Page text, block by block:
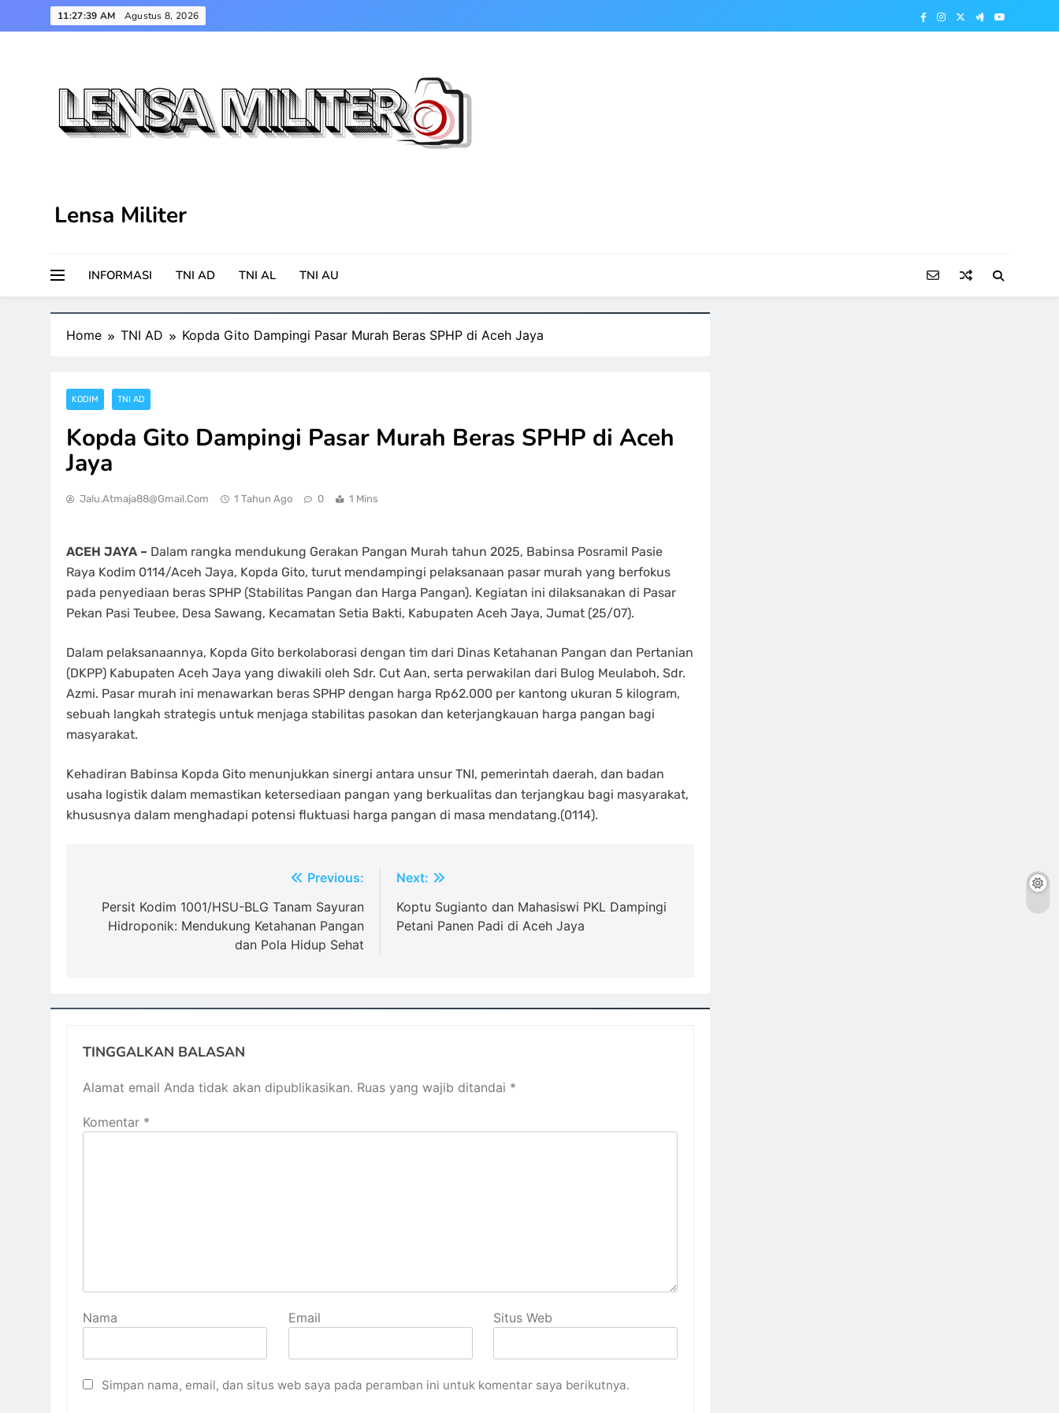
to
11:27:39 AM Agustus 8, 2026
Lensa Militer
INFORMASI TNI AD TNI AL TNI AU
Home TNI AD Kopda Gito Dampingi Pasar Murah Beras SPHP di Aceh Jaya
KODIM TNI AD
Kopda Gito Dampingi Pasar Murah Beras SPHP di Aceh
Jaya
Jalu.atmaja88@gmail.com 1 Tahun Ago 0 1 Mins
ACEH JAYA – Dalam rangka mendukung Gerakan Pangan Murah tahun 2025, Babinsa Posramil Pasie
Raya Kodim 0114/Aceh Jaya, Kopda Gito, turut mendampingi pelaksanaan pasar murah yang berfokus
pada penyediaan beras SPHP (Stabilitas Pangan dan Harga Pangan). Kegiatan ini dilaksanakan di Pasar
Pekan Pasi Teubee, Desa Sawang, Kecamatan Setia Bakti, Kabupaten Aceh Jaya, Jumat (25/07).
Dalam pelaksanaannya, Kopda Gito berkolaborasi dengan tim dari Dinas Ketahanan Pangan dan Pertanian
(DKPP) Kabupaten Aceh Jaya yang diwakili oleh Sdr. Cut Aan, serta perwakilan dari Bulog Meulaboh, Sdr.
Azmi. Pasar murah ini menawarkan beras SPHP dengan harga Rp62.000 per kantong ukuran 5 kilogram,
sebuah langkah strategis untuk menjaga stabilitas pasokan dan keterjangkauan harga pangan bagi
masyarakat.
Kehadiran Babinsa Kopda Gito menunjukkan sinergi antara unsur TNI, pemerintah daerah, dan badan
usaha logistik dalam memastikan ketersediaan pangan yang berkualitas dan terjangkau bagi masyarakat,
khususnya dalam menghadapi potensi fluktuasi harga pangan di masa mendatang.(0114).
pos
Previous:
Persit Kodim 1001/HSU-BLG Tanam Sayuran
Hidroponik: Mendukung Ketahanan Pangan
dan Pola Hidup Sehat
Next:
Koptu Sugianto dan Mahasiswi PKL Dampingi
Petani Panen Padi di Aceh Jaya
TINGGALKAN BALASAN
Alamat email Anda tidak akan dipublikasikan. Ruas yang wajib ditandai *
Komentar *
Nama Email Situs Web
Simpan nama, email, dan situs web saya pada peramban ini untuk komentar saya berikutnya.